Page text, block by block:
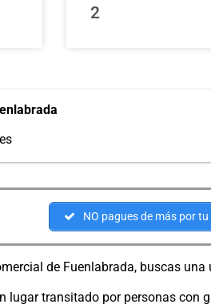
2
NO pagues de más por
de Fuenlabrada, buscas
lugar transitado por personas con